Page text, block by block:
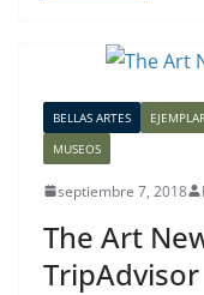
BELLAS ARTES
MUSEOS
septiembre 7, 2018
The Art
TripAdvisor